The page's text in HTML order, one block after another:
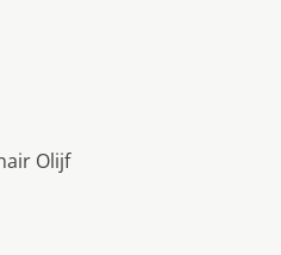
Olijf